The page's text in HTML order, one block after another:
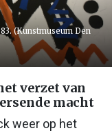
(Kunstmuseum Den
verzet van
macht
weer op het